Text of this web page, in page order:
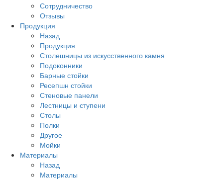
Сотрудничество
Отзывы
Продукция
Назад
Продукция
Столешницы из искусственного камня
Подоконники
Барные стойки
Ресепшн стойки
Стеновые панели
Лестницы и ступени
Столы
Полки
Другое
Мойки
Материалы
Назад
Материалы